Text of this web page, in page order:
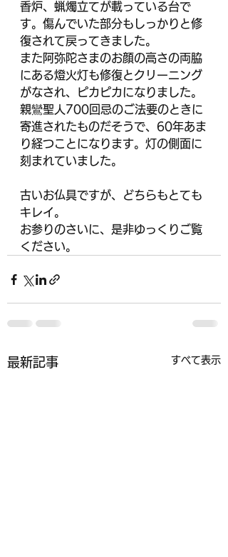
香炉、蝋燭立てが載っている台で
す。傷んでいた部分もしっかりと修
復されて戻ってきました。
また阿弥陀さまのお顔の高さの両脇
にある燈火灯も修復とクリーニング
がなされ、ピカピカになりました。
親鸞聖人700回忌のご法要のときに
寄進されたものだそうで、60年あま
り経つことになります。灯の側面に
刻まれていました。
古いお仏具ですが、どちらもとても
キレイ。
お参りのさいに、是非ゆっくりご覧
ください。
最新記事 すべて表示